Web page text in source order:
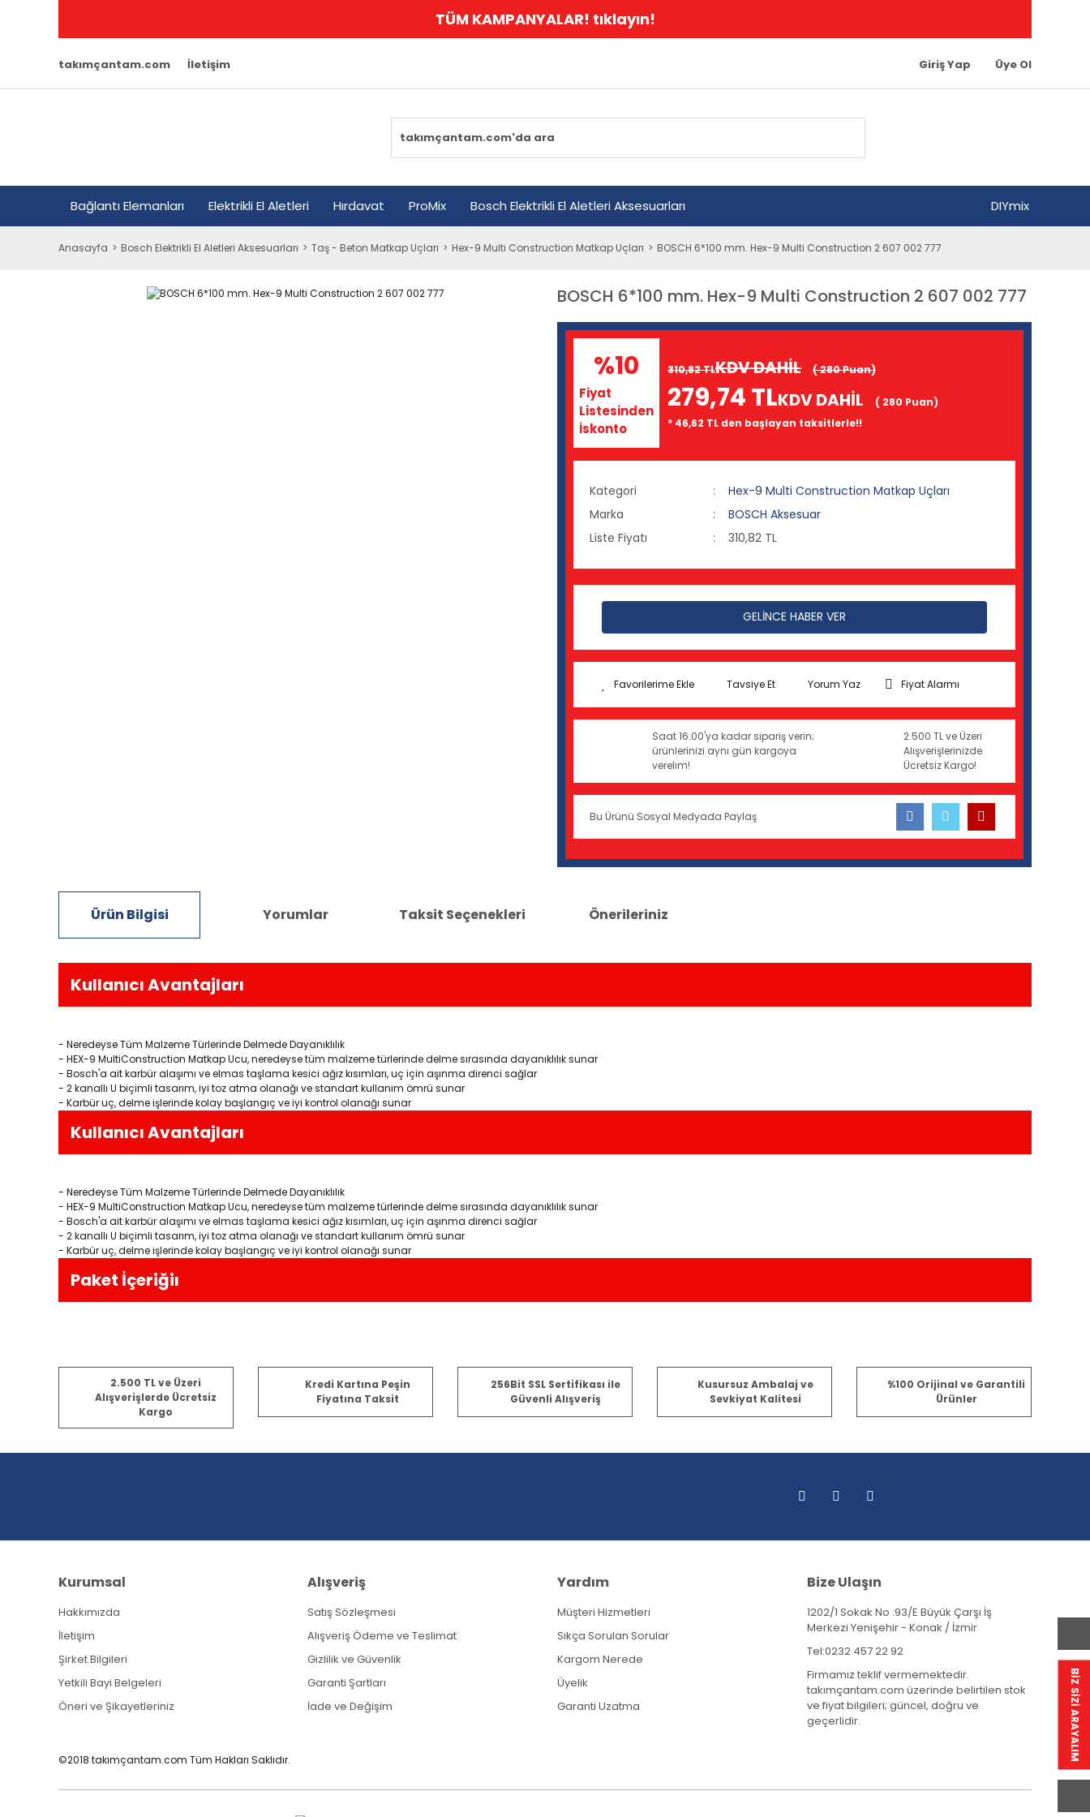
TÜM KAMPANYALAR! tıklayın!
takımçantam.com İletişim Giriş Yap Üye Ol
Bağlantı Elemanları Elektrikli El Aletleri Hırdavat ProMix Bosch Elektrikli El Aletleri Aksesuarları DIYmix
Anasayfa Bosch Elektrikli El Aletleri Aksesuarları Taş - Beton Matkap Uçları Hex-9 Multi Construction Matkap Uçları BOSCH 6*100 mm. Hex-9 Multi Construction 2 607 002 777
BOSCH 6*100 mm. Hex-9 Multi Construction 2 607 002 777
%10
Fiyat
Listesinden
İskonto
310,82 TLKDV DAHİL ( 280 Puan)
279,74 TLKDV DAHİL
( 280 Puan)
* 46,62 TL den başlayan taksitlerle!!
Kategori
Hex-9 Multi Construction Matkap Uçları
Marka
BOSCH Aksesuar
Liste Fiyatı
310,82 TL
GELİNCE HABER VER
Tavsiye Et Yorum Yaz Fiyat Alarmı
Saat 16:00'ya kadar sipariş verin;
ürünlerinizi aynı gün kargoya
verelim!
2.500 TL ve Üzeri
Alışverişlerinizde
Ücretsiz Kargo!
Bu Ürünü Sosyal Medyada Paylaş
Ürün Bilgisi Yorumlar Taksit Seçenekleri Önerileriniz
Kullanıcı Avantajları
- Neredeyse Tüm Malzeme Türlerinde Delmede Dayanıklılık
- HEX-9 MultiConstruction Matkap Ucu, neredeyse tüm malzeme türlerinde delme sırasında dayanıklılık sunar
- Bosch'a ait karbür alaşımı ve elmas taşlama kesici ağız kısımları, uç için aşınma direnci sağlar
- 2 kanallı U biçimli tasarım, iyi toz atma olanağı ve standart kullanım ömrü sunar
- Karbür uç, delme işlerinde kolay başlangıç ve iyi kontrol olanağı sunar
Kullanıcı Avantajları
- Neredeyse Tüm Malzeme Türlerinde Delmede Dayanıklılık
- HEX-9 MultiConstruction Matkap Ucu, neredeyse tüm malzeme türlerinde delme sırasında dayanıklılık sunar
- Bosch'a ait karbür alaşımı ve elmas taşlama kesici ağız kısımları, uç için aşınma direnci sağlar
- 2 kanallı U biçimli tasarım, iyi toz atma olanağı ve standart kullanım ömrü sunar
- Karbür uç, delme işlerinde kolay başlangıç ve iyi kontrol olanağı sunar
Paket İçeriğiı
Bu ürüne ilk yorumu siz yapın!
Bu ürünün fiyat bilgisi, resim, ürün açıklamalarında ve diğer konularda yetersiz gördüğünüz noktaları öneri formunu kullanarak tarafımıza iletebilirsiniz.
Görüş ve önerileriniz için teşekkür ederiz.
Ürün resmi kalitesiz, bozuk veya görüntülenemiyor.
Ürün açıklamasında eksik bilgiler bulunuyor.
2.500 TL ve Üzeri
Alışverişlerde Ücretsiz
Kargo
Kredi Kartına Peşin
Fiyatına Taksit
256Bit SSL Sertifikası ile
Güvenli Alışveriş
Kusursuz Ambalaj ve
Sevkiyat Kalitesi
%100 Orijinal ve Garantili
Ürünler
Kurumsal
Hakkımızda
İletişim
Şirket Bilgileri
Yetkili Bayi Belgeleri
Öneri ve Şikayetleriniz
Alışveriş
Satış Sözleşmesi
Alışveriş Ödeme ve Teslimat
Gizlilik ve Güvenlik
Garanti Şartları
İade ve Değişim
Yardım
Müşteri Hizmetleri
Sıkça Sorulan Sorular
Kargom Nerede
Üyelik
Garanti Uzatma
Bize Ulaşın
1202/1 Sokak No :93/E Büyük Çarşı İş
Merkezi Yenişehir - Konak / İzmir
Tel:0232 457 22 92
Firmamız teklif vermemektedir.
takımçantam.com üzerinde belirtilen stok
ve fiyat bilgileri; güncel, doğru ve
geçerlidir.
©2018 takımçantam.com Tüm Hakları Saklıdır. BİZ SİZİ ARAYALIM